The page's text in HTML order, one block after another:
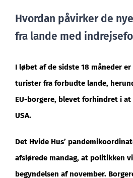
Hvordan påvirker de
fra lande med
I løbet af de sidste 18 måneder
turister fra forbudte lande,
EU-borgere, blevet forhindret i
USA.
Det Hvide Hus’
afslørede mandag, at politikken
begyndelsen af november.